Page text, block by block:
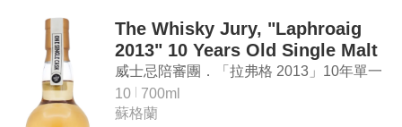
The Whisky Jury, "Laphroaig
2013" 10 Years Old Single Malt
Scotch Whisky
威士忌陪審團．「拉弗格 2013」10年單一
麥芽蘇格蘭威士忌
10
700ml
蘇格蘭